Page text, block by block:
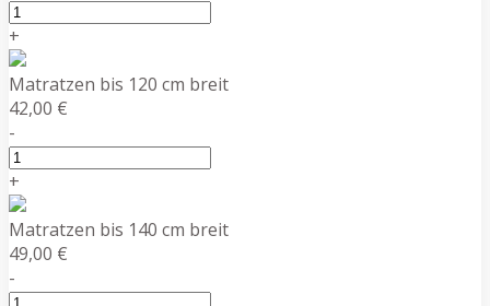
+
Matratzen bis 120 cm breit
42,00 €
-
+
Matratzen bis 140 cm breit
49,00 €
-